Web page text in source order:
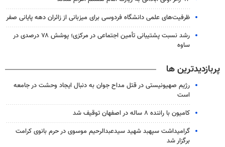
ظرفیت‌های علمی دانشگاه فردوسی برای میزبانی از زائران دهه پایانی صفر
رشد نسبت پشتیبانی تأمین اجتماعی در مرکزی؛ پوشش ۷۸ درصدی در
ساوه
پربازدیدترین ها
رژیم صهیونیستی در قتل مداح جوان به دنبال ایجاد وحشت در جامعه
است
کامیون با راننده ۸ ساله در اصفهان توقیف شد
گرامیداشت سپهبد شهید سیدعبدالرحیم موسوی در حرم بانوی کرامت
برگزار شد